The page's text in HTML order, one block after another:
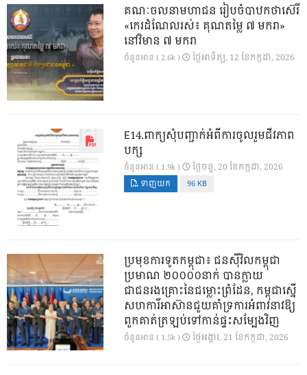
គណៈចលនាមហាជន រៀបចំបាឋកថាស៊េរី
«កេរដំណែលរស់៖ គុណតម្លៃ ៧ មករា»
នៅវិមាន ៧ មករា
ចំនួនអាន ( 2.6k ) ថ្ងៃ​អាទិត្យ, 12 ខែ​កក្កដា, 2026
E14.ពាក្យសុំបញ្ជាក់អំពីការចូលរួមជីវភាព
បក្ស
ចំនួនអាន ( 1.9k ) ថ្ងៃ​ចន្ទ, 20 ខែ​កក្កដា, 2026
ទាញយក 96 KB
ប្រមុខការទូតកម្ពុជា៖ ជនស៊ីវិលកម្ពុជា
ប្រមាណ ២០០០០នាក់ បានក្លាយ
ជាជនរងគ្រោះនៃជម្លោះព្រំដែន, កម្ពុជាស្នើ
សហការីអាស៊ានជួយគាំទ្រការអំពាវនាវឱ្យ
ពួកគាត់ត្រឡប់ទៅកាន់ផ្ទះសម្បែងវិញ
ចំនួនអាន ( 1.5k ) ថ្ងៃ​អង្គារ, 21 ខែ​កក្កដា, 2026